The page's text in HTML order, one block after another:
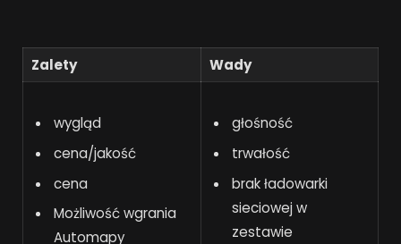
Zalety Wady
wygląd
cena/jakość
cena
Możliwość wgrania
Automapy
głośność
trwałość
brak ładowarki
sieciowej w
zestawie